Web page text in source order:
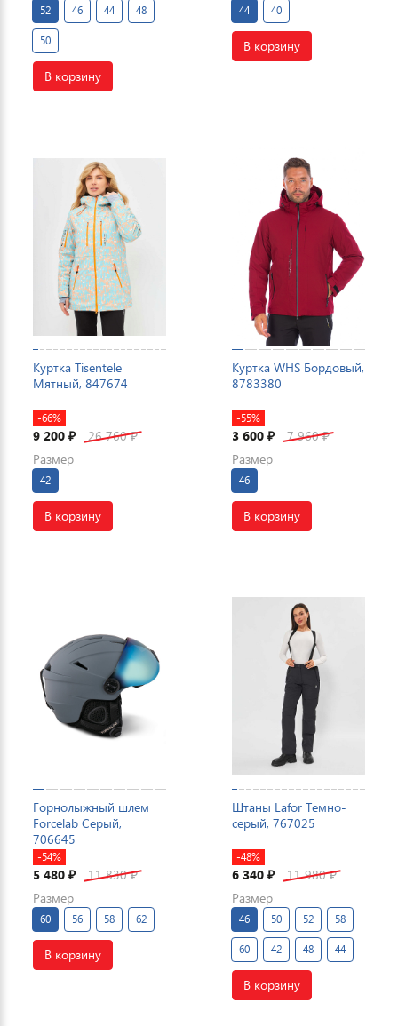
52 46 44 48
50
В корзину
44 40
В корзину
Куртка Tisentele
Мятный, 847674
-66%
9 200 ₽ 26 760₽
Размер
42
В корзину
Куртка WHS Бордовый,
8783380
-55%
3 600 ₽ 7 960₽
Размер
46
В корзину
Горнолыжный шлем
Forcelab Серый,
706645
-54%
5 480 ₽ 11 830₽
Размер
60 56 58 62
В корзину
Штаны Lafor Темно-
серый, 767025
-48%
6 340 ₽ 11 980₽
Размер
46 50 52 58
60 42 48 44
В корзину